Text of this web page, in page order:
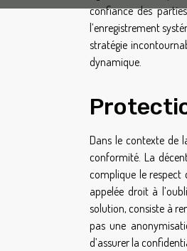
confiance des
l’enregistrement
stratégie
dynamique.
Dans le contexte de
conformité. La
complique le respect
appelée droit à
solution, consiste à
pas une
d’assurer la